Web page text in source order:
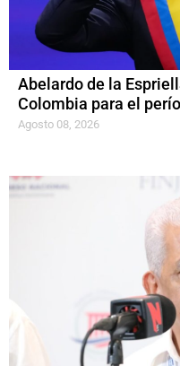
Abelardo de la
Colombia para el
Agosto 08, 2026